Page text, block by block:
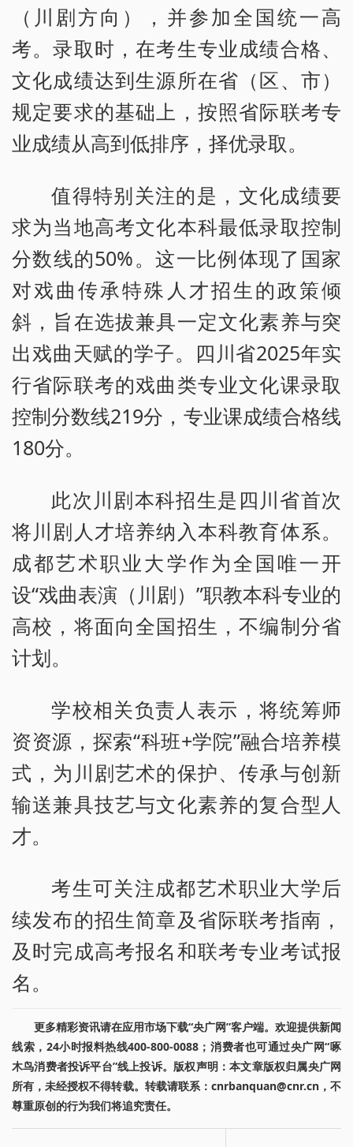
（川剧方向），并参加全国统一高
考。录取时，在考生专业成绩合格、
文化成绩达到生源所在省（区、市）
规定要求的基础上，按照省际联考专
业成绩从高到低排序，择优录取。
值得特别关注的是，文化成绩要
求为当地高考文化本科最低录取控制
分数线的50%。这一比例体现了国家
对戏曲传承特殊人才招生的政策倾
斜，旨在选拔兼具一定文化素养与突
出戏曲天赋的学子。四川省2025年实
行省际联考的戏曲类专业文化课录取
控制分数线219分，专业课成绩合格线
180分。
此次川剧本科招生是四川省首次
将川剧人才培养纳入本科教育体系。
成都艺术职业大学作为全国唯一开
设“戏曲表演（川剧）”职教本科专业的
高校，将面向全国招生，不编制分省
计划。
学校相关负责人表示，将统筹师
资资源，探索“科班+学院”融合培养模
式，为川剧艺术的保护、传承与创新
输送兼具技艺与文化素养的复合型人
才。
考生可关注成都艺术职业大学后
续发布的招生简章及省际联考指南，
及时完成高考报名和联考专业考试报
名。
更多精彩资讯请在应用市场下载“央广网”客户端。欢迎提供新闻
线索，24小时报料热线400-800-0088；消费者也可通过央广网“啄
木鸟消费者投诉平台”线上投诉。版权声明：本文章版权归属央广网
所有，未经授权不得转载。转载请联系：cnrbanquan@cnr.cn，不
尊重原创的行为我们将追究责任。